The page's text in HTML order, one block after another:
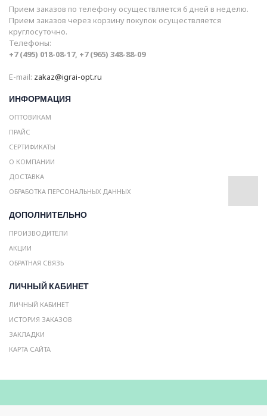
Прием заказов по телефону осуществляется 6 дней в неделю.
Прием заказов через корзину покупок осуществляется
круглосуточно.
Телефоны:
+7 (495) 018-08-17, +7 (965) 348-88-09
E-mail: zakaz@igrai-opt.ru
ИНФОРМАЦИЯ
ОПТОВИКАМ
ПРАЙС
СЕРТИФИКАТЫ
О КОМПАНИИ
ДОСТАВКА
ОБРАБОТКА ПЕРСОНАЛЬНЫХ ДАННЫХ
ДОПОЛНИТЕЛЬНО
ПРОИЗВОДИТЕЛИ
АКЦИИ
ОБРАТНАЯ СВЯЗЬ
ЛИЧНЫЙ КАБИНЕТ
ЛИЧНЫЙ КАБИНЕТ
ИСТОРИЯ ЗАКАЗОВ
ЗАКЛАДКИ
КАРТА САЙТА